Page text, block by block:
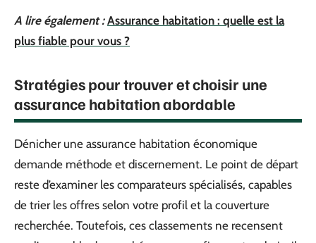
A lire également : Assurance habitation : quelle est la
plus fiable pour vous ?
Stratégies pour trouver et choisir une
assurance habitation abordable
Dénicher une assurance habitation économique
demande méthode et discernement. Le point de départ
reste d’examiner les comparateurs spécialisés, capables
de trier les offres selon votre profil et la couverture
recherchée. Toutefois, ces classements ne recensent